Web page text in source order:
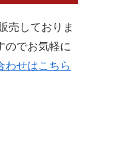
売しておりま
のでお気軽に
わせはこちら